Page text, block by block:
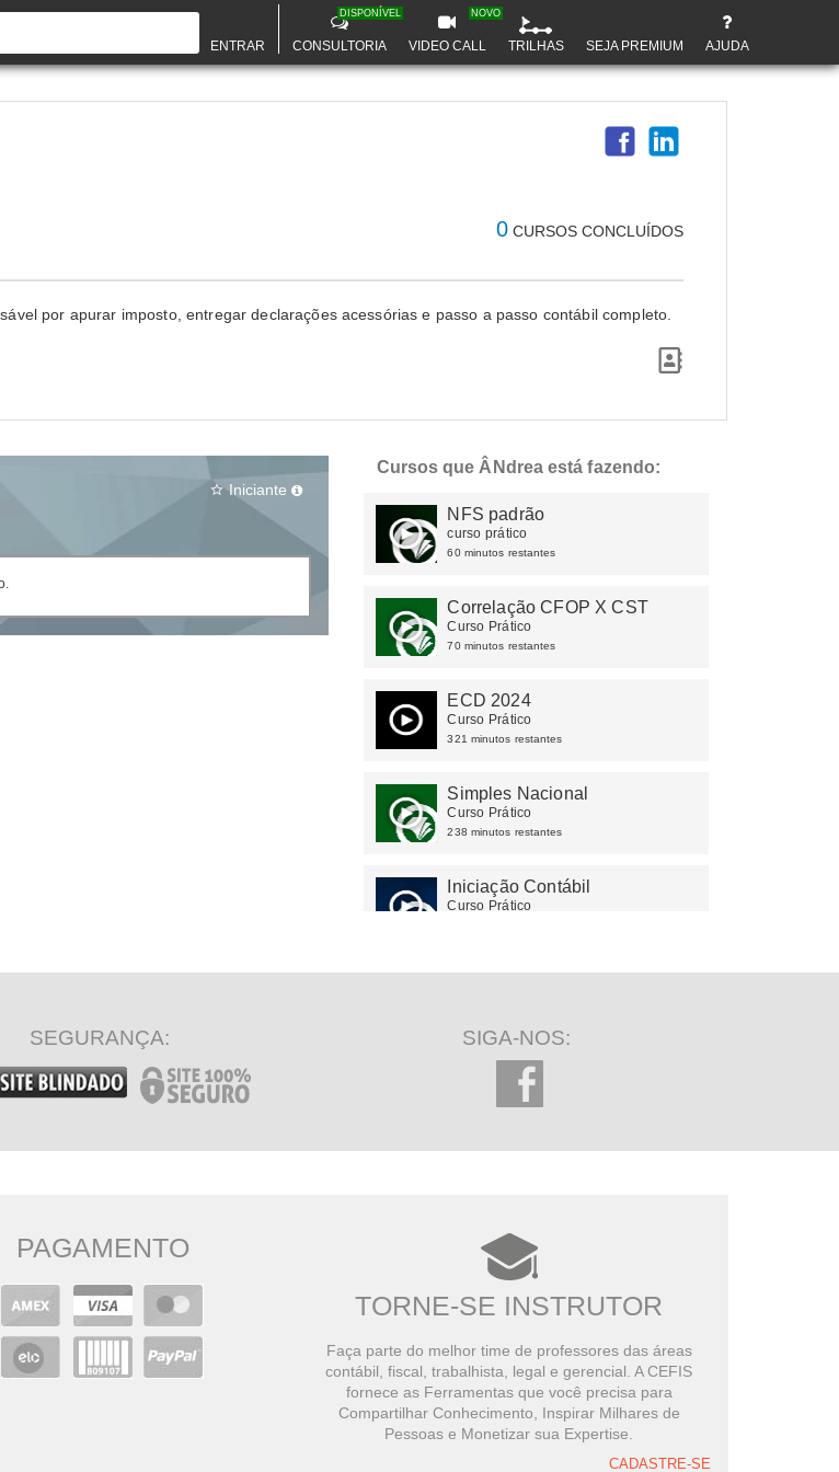
ENTRAR CONSULTORIA
DISPONÍVEL
VIDEO CALL
NOVO
TRILHAS SEJA PREMIUM AJUDA
0 CURSOS CONCLUÍDOS
por apurar imposto, entregar declarações acessórias e passo a passo contábil completo.
star_border Iniciante
Cursos que ÂNdrea está fazendo:
NFS padrão
curso prático
60 minutos restantes
Correlação CFOP X CST
Curso Prático
70 minutos restantes
ECD 2024
Curso Prático
321 minutos restantes
Simples Nacional
Curso Prático
238 minutos restantes
Iniciação Contábil
Curso Prático
Tributação na construção Civil:
Completion)
no percentual de obra concluída
75 minutos restantes
Demonstrações Contábeis
Curso Prático
322 minutos restantes
SEGURANÇA: SIGA-NOS:
PAGAMENTO
TORNE-SE INSTRUTOR
Faça parte do melhor time de professores das áreas
contábil, fiscal, trabalhista, legal e gerencial. A CEFIS
fornece as Ferramentas que você precisa para
Compartilhar Conhecimento, Inspirar Milhares de
Pessoas e Monetizar sua Expertise.
CADASTRE-SE